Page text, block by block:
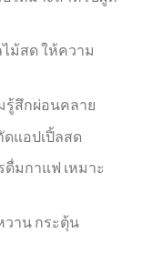
ม้สด ให้ความ
สึกผ่อนคลาย
แอปเปิ้ลสด
มกาแฟ เหมาะ
าน กระตุ้น